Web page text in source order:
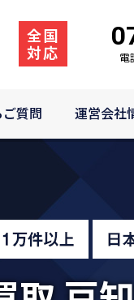
運営会社情報
全国
対応
電
質問 運営会社